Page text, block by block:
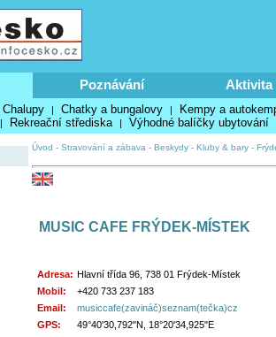
Poznávání Aktivita
Chalupy | Chatky a bungalovy | Kempy a
| Rekreační střediska | Výhodné balíčky ubytování
Úvod - Stravování a zábava - Beskydy - Kluby & bary -
MUSIC CAFE FRÝDEK-MÍSTEK
Adresa: Hlavní třída 96, 738 01 Frýdek-Místek
Mobil:
+420 733 237 183
Email:
musiccafe(zavináč)seznam(tečka)cz
GPS:
49°40'30,792"N, 18°20'34,925"E